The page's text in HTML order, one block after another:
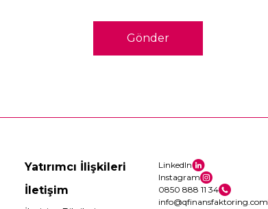
Gönder
Yatırımcı İlişkileri
İletişim
LinkedIn
Instagram
0850 888 11 34
info@qfinansfaktoring.com